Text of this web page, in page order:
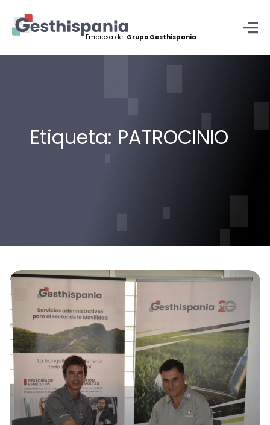
Empresa del Grupo Gesthispania
Etiqueta: PATROCINIO